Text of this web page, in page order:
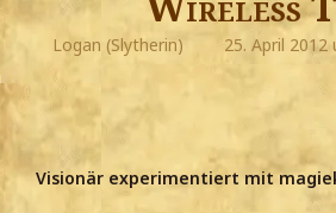
Logan (Slytherin) 25. April 2012
Visionär experimentiert mit